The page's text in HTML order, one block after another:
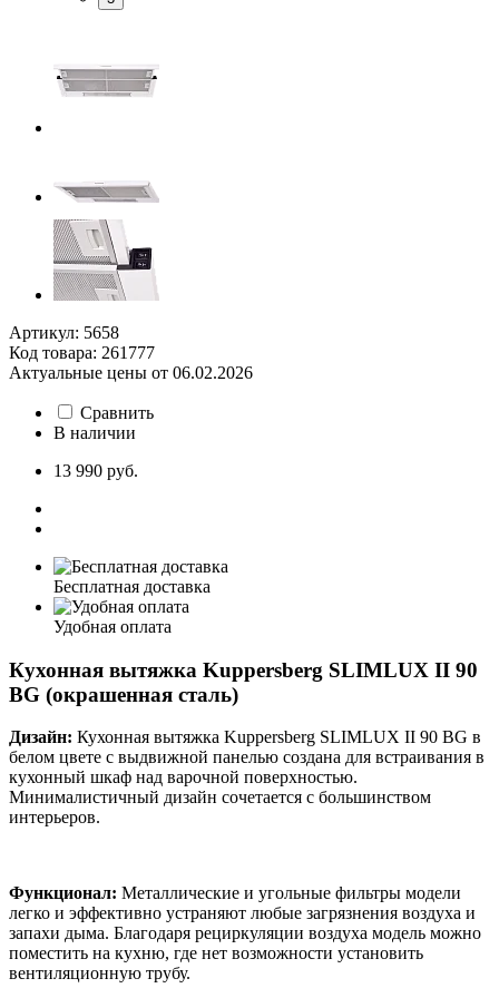
Артикул: 5658
Код товара: 261777
Актуальные цены от 06.02.2026
Сравнить
В наличии
13 990 руб.
Бесплатная доставка
Удобная оплата
Кухонная вытяжка Kuppersberg SLIMLUX II 90
BG (окрашенная сталь)
Дизайн: Кухонная вытяжка Kuppersberg SLIMLUX II 90 BG в
белом цвете с выдвижной панелью создана для встраивания в
кухонный шкаф над варочной поверхностью.
Минималистичный дизайн сочетается с большинством
интерьеров.
Функционал: Металлические и угольные фильтры модели
легко и эффективно устраняют любые загрязнения воздуха и
запахи дыма. Благодаря рециркуляции воздуха модель можно
поместить на кухню, где нет возможности установить
вентиляционную трубу.